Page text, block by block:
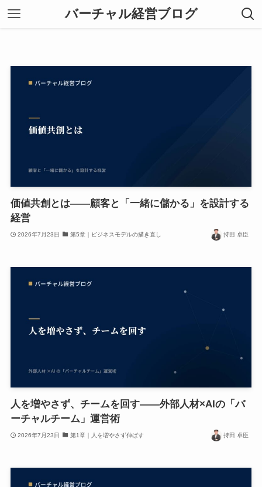
バーチャル経営ブログ
価値共創とは——顧客と「一緒に儲かる」を設計する
経営
2026年7月23日 第5章｜ビジネスモデルの描き直し 持田 卓臣
人を増やさず、チームを回す——外部人材×AIの「バ
ーチャルチーム」運営術
2026年7月23日 第1章｜人を増やさず伸ばす 持田 卓臣